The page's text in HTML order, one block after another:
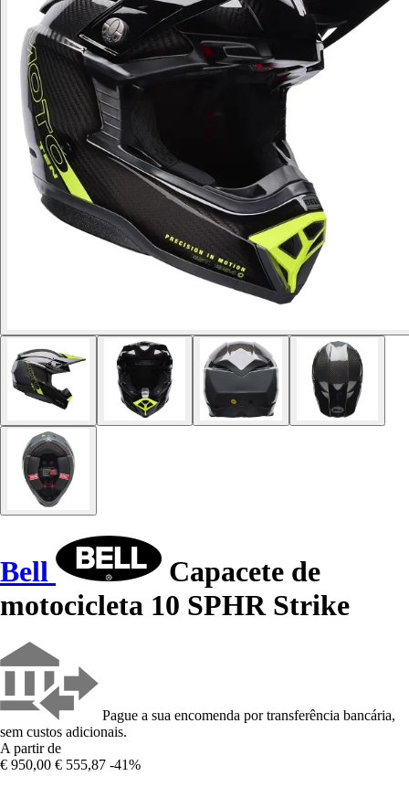
Bell
Capacete de
motocicleta 10 SPHR Strike
Pague a sua encomenda por transferência bancária,
sem custos adicionais.
A partir de
€ 950,00 € 555,87 -41%